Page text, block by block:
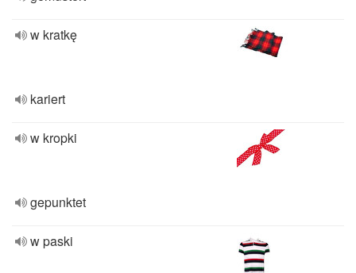
w kratkę
kariert
w kropki
gepunktet
w paski